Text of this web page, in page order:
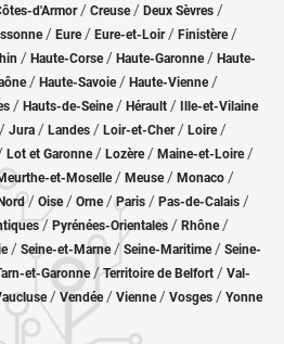
d'Armor/ Creuse/ Deux Sèvres /
/ Eure/ Eure-et-Loir / Finistère/
/ Haute-Corse/ Haute-Garonne/ Haute-
/ Haute-Savoie/ Haute-Vienne/
/ Hauts-de-Seine/ Hérault / Ille-et-Vilaine
Jura / Landes / Loir-et-Cher/ Loire/
Lot et Garonne/ Lozère / Maine-et-Loire/
et-Moselle/ Meuse/ Monaco /
Nord/ Oise / Orne/Paris / Pas-de-Calais /
/ Pyrénées-Orientales / Rhône/
/ Seine-et-Marne/ Seine-Maritime/ Seine-
et-Garonne/Territoire de Belfort / Val-
/ Vendée/ Vienne/ Vosges / Yonne